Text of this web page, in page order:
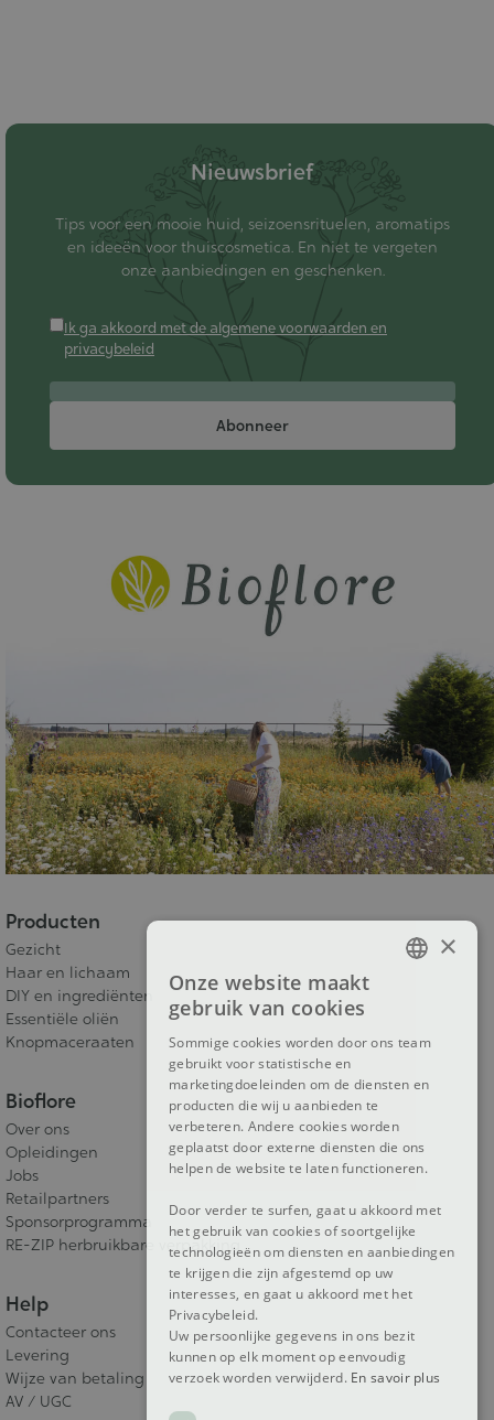
Producten
Gezicht
Haar en lichaam
DIY en ingrediënten
Essentiële oliën
Knopmaceraaten
Bioflore
Over ons
Opleidingen
Jobs
Retailpartners
Sponsorprogramma
RE-ZIP herbruikbare verpakking
Help
Contacteer ons
Levering
Wijze van betaling
AV / UGC
Nieuwsbrief
Tips voor een mooie huid, seizoensrituelen, aromatips
en ideeën voor thuiscosmetica. En niet te vergeten
onze aanbiedingen en geschenken.
Ik ga akkoord met de algemene voorwaarden en
privacybeleid
Abonneer
×
Onze website maakt
gebruik van cookies
Sommige cookies worden door ons team
gebruikt voor statistische en
marketingdoeleinden om de diensten en
producten die wij u aanbieden te
verbeteren. Andere cookies worden
geplaatst door externe diensten die ons
helpen de website te laten functioneren.
Door verder te surfen, gaat u akkoord met
het gebruik van cookies of soortgelijke
technologieën om diensten en aanbiedingen
te krijgen die zijn afgestemd op uw
interesses, en gaat u akkoord met het
Privacybeleid.
Uw persoonlijke gegevens in ons bezit
kunnen op elk moment op eenvoudig
verzoek worden verwijderd. En savoir plus